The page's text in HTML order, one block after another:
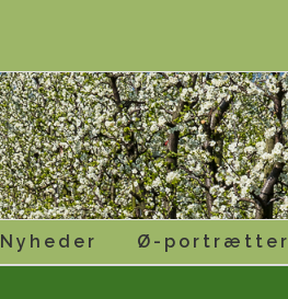
Nyheder Ø-portrætter